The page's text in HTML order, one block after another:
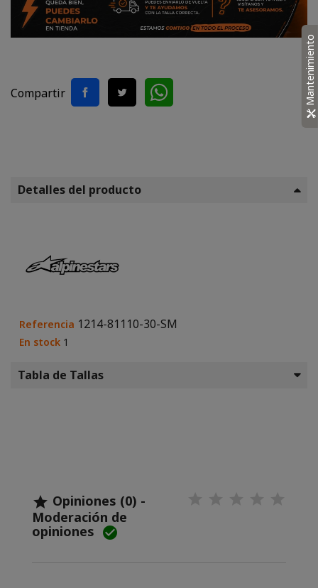
Compartir
Detalles del producto
Referencia 1214-81110-30-SM
En stock 1
Tabla de Tallas
 Opiniones (0) -
Moderación de
opiniones 
Mantenimiento